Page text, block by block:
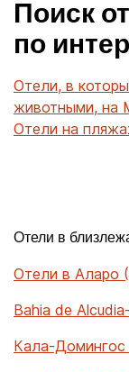
Поиск
по
Отели, в
животными, на
Отели на
Отели в
Отели в Аларо
Bahia de
Кала-Домингос